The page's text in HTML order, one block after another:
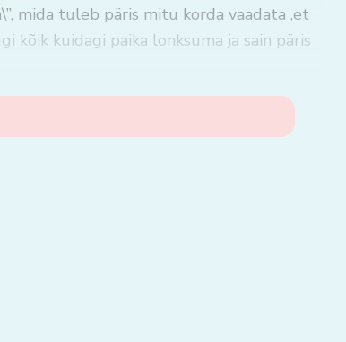
mida tuleb päris mitu korda vaadata ,et
kõik kuidagi paika lonksuma ja sain päris